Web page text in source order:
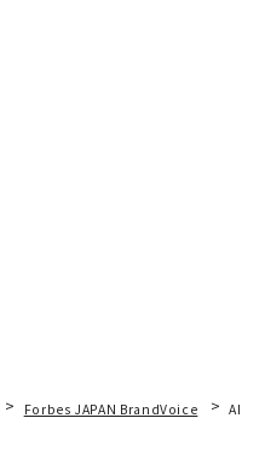
Forbes JAPAN BrandVoice AIが